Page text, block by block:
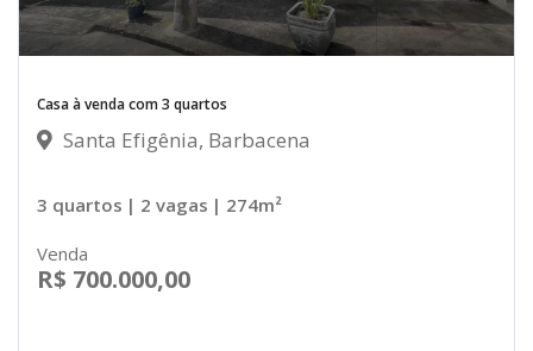
Casa à venda com 3 quartos
Santa Efigênia, Barbacena
3 quartos | 2 vagas | 274m²
Venda
R$ 700.000,00